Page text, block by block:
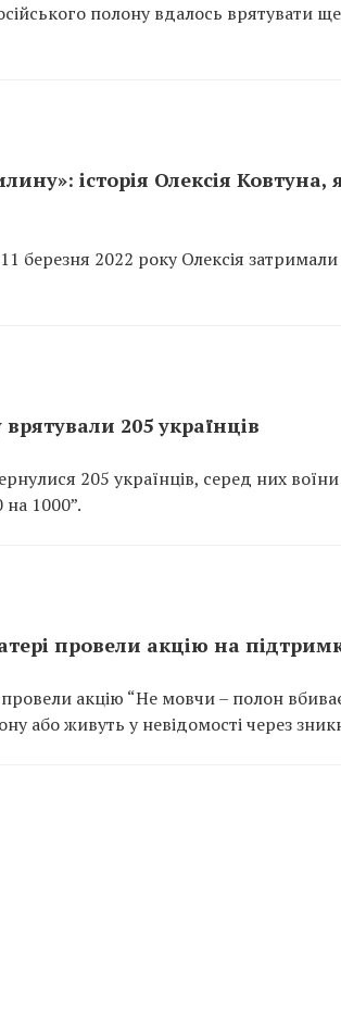
полону вдалось врятувати
історія Олексія Ковтуна,
березня 2022 року Олексія
205 українців
205 українців, серед них
1000”.
провели акцію на
акцію “Не мовчи – полон
або живуть у невідомості через